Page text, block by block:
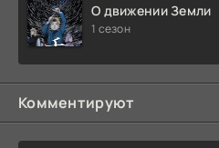
О движении Земли
1 сезон
Комментируют